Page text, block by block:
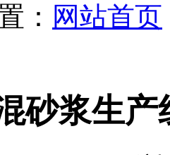
： 网站首页
砂浆生产